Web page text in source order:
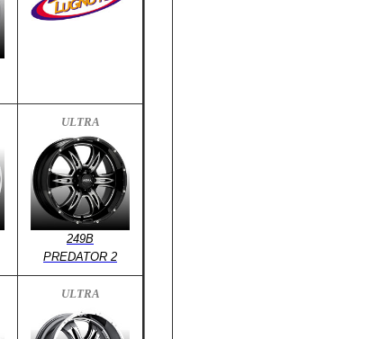
ULTRA
249B
PREDATOR 2
ULTRA